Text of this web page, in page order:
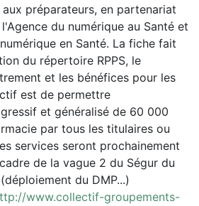
préparateurs, en partenariat
du numérique au Santé et
en Santé. La fiche fait
du répertoire RPPS, le
et les bénéfices pour les
est de permettre
et généralisé de 60 000
par tous les titulaires ou
services seront prochainement
de la vague 2 du Ségur du
du DMP...)
www.collectif-groupements-